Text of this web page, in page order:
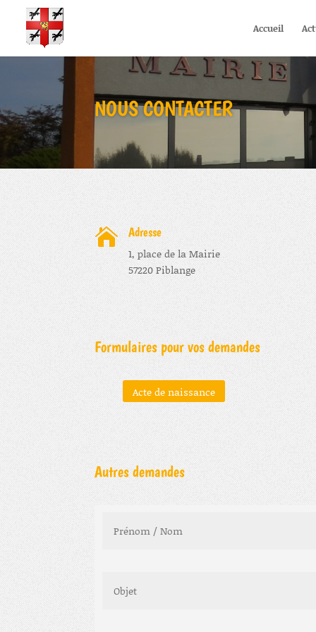
Accueil
NOUS CONTACTER

Adresse
1, place de la Mairie
57220 Piblange
Formulaires pour vos demandes
Acte de naissance
Autres demandes